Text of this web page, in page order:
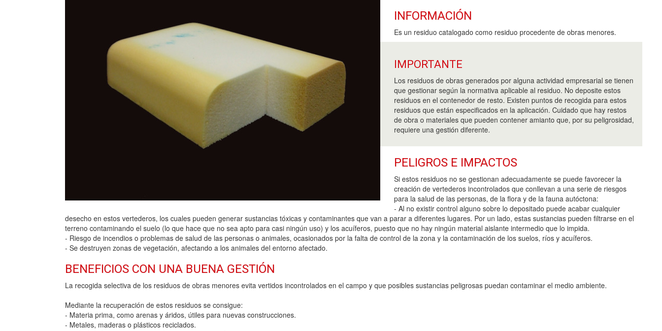
INFORMACIÓN
Es un residuo catalogado como residuo procedente de obras menores.
IMPORTANTE
Los residuos de obras generados por alguna actividad empresarial se tienen
que gestionar según la normativa aplicable al residuo. No deposite estos
residuos en el contenedor de resto. Existen puntos de recogida para estos
residuos que están especificados en la aplicación. Cuidado que hay restos
de obra o materiales que pueden contener amianto que, por su peligrosidad,
requiere una gestión diferente.
PELIGROS E IMPACTOS
Si estos residuos no se gestionan adecuadamente se puede favorecer la
creación de vertederos incontrolados que conllevan a una serie de riesgos
para la salud de las personas, de la flora y de la fauna autóctona:
- Al no existir control alguno sobre lo depositado puede acabar cualquier
desecho en estos vertederos, los cuales pueden generar sustancias tóxicas y contaminantes que van a parar a diferentes lugares. Por un lado, estas sustancias pueden filtrarse en el
terreno contaminando el suelo (lo que hace que no sea apto para casi ningún uso) y los acuíferos, puesto que no hay ningún material aislante intermedio que lo impida.
- Riesgo de incendios o problemas de salud de las personas o animales, ocasionados por la falta de control de la zona y la contaminación de los suelos, ríos y acuíferos.
- Se destruyen zonas de vegetación, afectando a los animales del entorno afectado.
BENEFICIOS CON UNA BUENA GESTIÓN
La recogida selectiva de los residuos de obras menores evita vertidos incontrolados en el campo y que posibles sustancias peligrosas puedan contaminar el medio ambiente.
Mediante la recuperación de estos residuos se consigue:
- Materia prima, como arenas y áridos, útiles para nuevas construcciones.
- Metales, maderas o plásticos reciclados.